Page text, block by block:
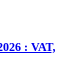
: VAT,